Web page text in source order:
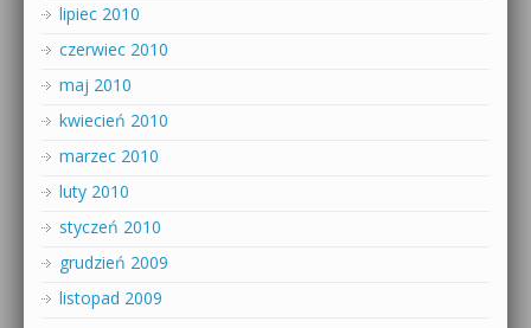
lipiec 2010
czerwiec 2010
maj 2010
kwiecień 2010
marzec 2010
luty 2010
styczeń 2010
grudzień 2009
listopad 2009